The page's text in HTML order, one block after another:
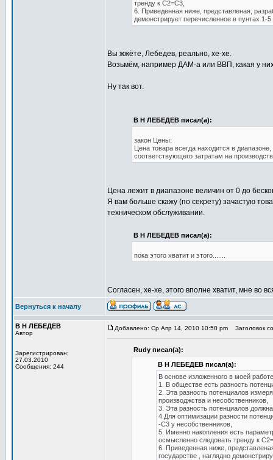
тренду к С2=С3,
6. Приведенная ниже, представленая,
демонстрирует перечисленное в пунтах 1-5.
Вы жжёте, Лебедев, реально, хе-хе.
Возьмём, например ДАМ-а или ВВП, какая у
Ну так вот.
В Н ЛЕБЕДЕВ писал(а):
закон Цены:
Цена товара всегда находится в
соответствующего затратам на
Цена лежит в диапазоне величин от 0 до
Я вам больше скажу (по секрету) зачастую
техническом обслуживании.
В Н ЛЕБЕДЕВ писал(а):
пока этого хватит и этого.......
Согласен, хе-хе, этого вполне хватит, мне во
Вернуться к началу
В Н ЛЕБЕДЕВ
Автор
Зарегистрирован:
27.03.2010
Сообщения: 244
Добавлено: Ср Апр 14, 2010 10:50 pm Заголовок
Rudy писал(а):
В Н ЛЕБЕДЕВ писал(а):
В основе изложенного в моей
1. В обществе есть разность
2. Эта разность потенциалов
производжства и несобственников,
3. Эта разность потенциалов
4.Для оптимизации разности
-С3 у несобственников,
5. Именно накопления есть
осмысленно следовать тренду к
6. Приведенная ниже,
государстве , наглядно